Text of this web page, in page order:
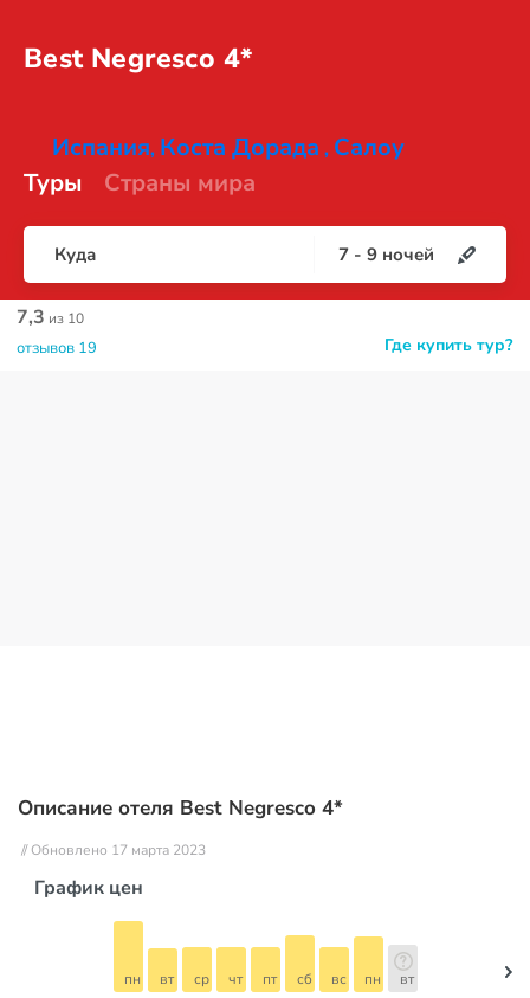
Best Negresco 4*
Испания, Коста Дорада , Салоу
Туры
Страны мира
Куда 7 - 9 ночей
Где купить тур?
7,3 из 10
отзывов 19
Описание отеля Best Negresco 4*
// Обновлено 17 марта 2023
График цен
пн вт ср чт пт сб вс пн вт